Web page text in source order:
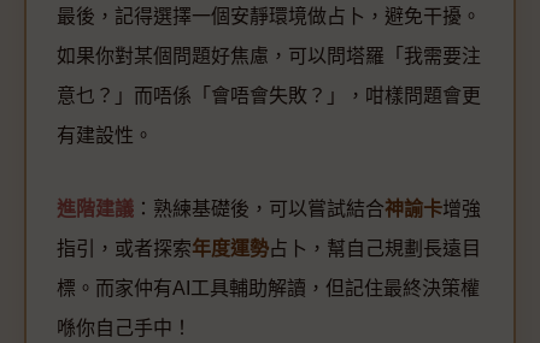
最後，記得選擇一個安靜環境做占卜，避免干擾。
如果你對某個問題好焦慮，可以問塔羅「我需要注
意乜？」而唔係「會唔會失敗？」，咁樣問題會更
有建設性。
進階建議 ：熟練基礎後，可以嘗試結合神諭卡增強
指引，或者探索年度運勢占卜，幫自己規劃長遠目
標。而家仲有AI工具輔助解讀，但記住最終決策權
喺你自己手中！